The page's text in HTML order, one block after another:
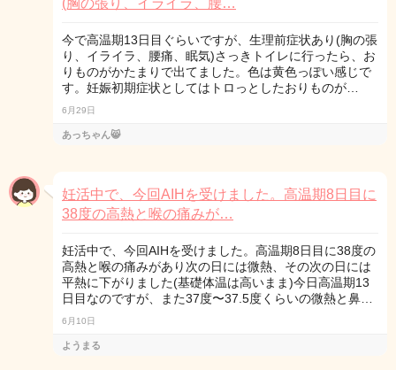
(胸の張り、イライラ、腰…
今で高温期13日目ぐらいですが、生理前症状あり(胸の張
り、イライラ、腰痛、眠気)さっきトイレに行ったら、お
りものがかたまりで出てました。色は黄色っぽい感じで
す。妊娠初期症状としてはトロっとしたおりものが…
6月29日
あっちゃん😸
妊活中で、今回AIHを受けました。高温期8日目に
38度の高熱と喉の痛みが…
妊活中で、今回AIHを受けました。高温期8日目に38度の
高熱と喉の痛みがあり次の日には微熱、その次の日には
平熱に下がりました(基礎体温は高いまま)今日高温期13
日目なのですが、また37度〜37.5度くらいの微熱と鼻…
6月10日
ようまる